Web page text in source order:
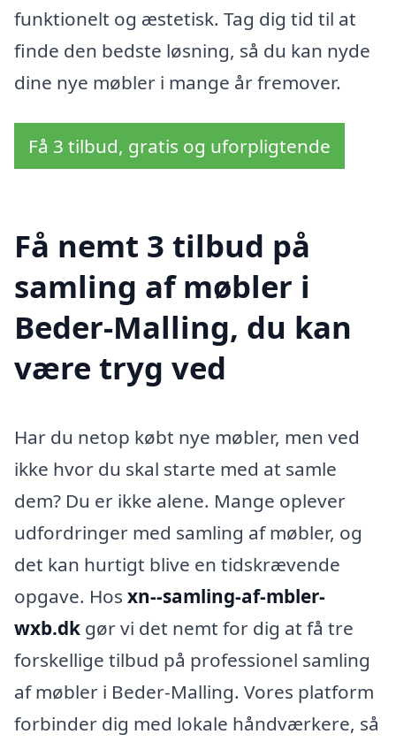
funktionelt og æstetisk. Tag dig tid til at
finde den bedste løsning, så du kan nyde
dine nye møbler i mange år fremover.
Få 3 tilbud, gratis og uforpligtende
Få nemt 3 tilbud på
samling af møbler i
Beder-Malling, du kan
være tryg ved
Har du netop købt nye møbler, men ved
ikke hvor du skal starte med at samle
dem? Du er ikke alene. Mange oplever
udfordringer med samling af møbler, og
det kan hurtigt blive en tidskrævende
opgave. Hos xn--samling-af-mbler-
wxb.dk gør vi det nemt for dig at få tre
forskellige tilbud på professionel samling
af møbler i Beder-Malling. Vores platform
forbinder dig med lokale håndværkere, så